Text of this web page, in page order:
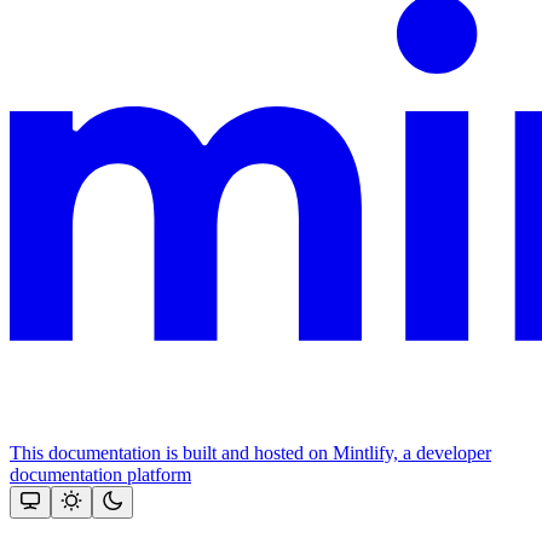
This documentation is built and hosted on Mintlify, a developer
documentation platform